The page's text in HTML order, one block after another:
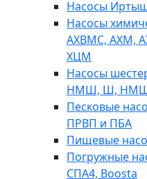
Насосы
Насосы
АХВМС, АХМ,
ХЦМ
Насосы
НМШ, Ш,
Песковые
ПРВП и ПБА
Пищевые
Погружные
СПА4, Boosta